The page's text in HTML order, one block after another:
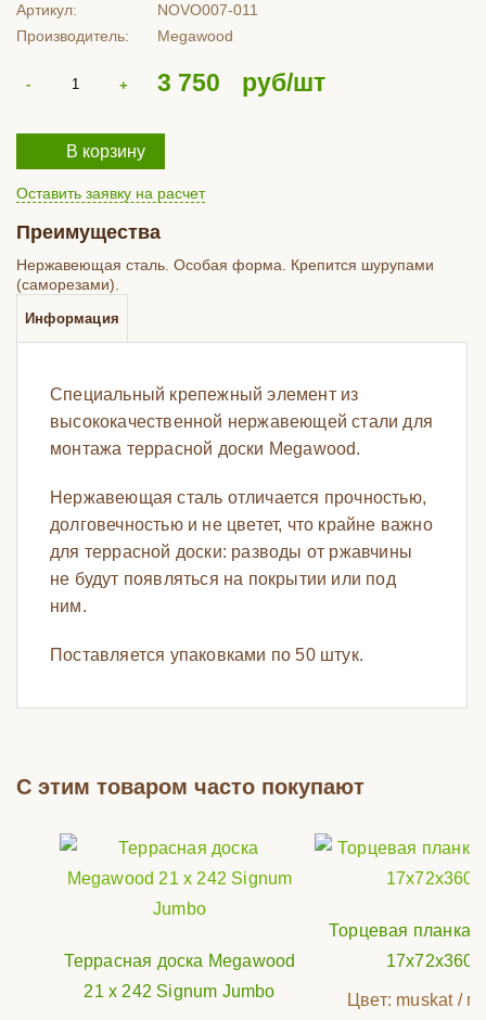
Артикул:
NOVO007-011
Производитель:
Megawood
3 750 руб/шт
В корзину
Оставить заявку на расчет
Преимущества
Нержавеющая сталь. Особая форма. Крепится шурупами
(саморезами).
Информация
Специальный крепежный элемент из
высококачественной нержавеющей стали для
монтажа террасной доски Megawood.
Нержавеющая сталь отличается прочностью,
долговечностью и не цветет, что крайне важно
для террасной доски: разводы от ржавчины
не будут появляться на покрытии или под
ним.
Поставляется упаковками по 50 штук.
С этим товаром часто покупают
Террасная доска Megawood
21 x 242 Signum Jumbo
Торцевая планка
17x72x3600
Цвет: muskat /